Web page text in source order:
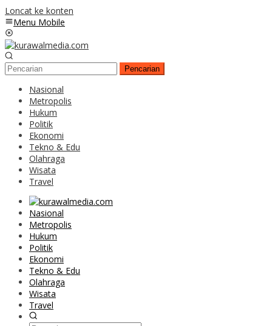
Loncat ke konten
Menu Mobile
Pencarian
Nasional
Metropolis
Hukum
Politik
Ekonomi
Tekno & Edu
Olahraga
Wisata
Travel
Nasional
Metropolis
Hukum
Politik
Ekonomi
Tekno & Edu
Olahraga
Wisata
Travel